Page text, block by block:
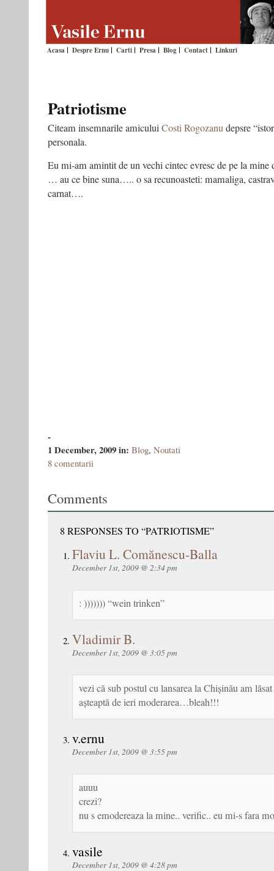
Acasa Despre Ernu Carti Presa Blog Contact Linkuri
Patriotisme
Citeam insemnarile amiculuiCosti Rogozanudepsre
personala.
Eu mi-am amintit de un vechi cintec evresc de pe la mine
… au ce bine suna….. o sa recunoasteti: mamaliga,
carnat….
-
1 December, 2009in: Blog, Noutati
8 comentarii
Comments
8 RESPONSES TO “PATRIOTISME”
Flaviu L. Comănescu-Balla
December 1st, 2009 @ 2:34 pm
: ))))))) “wein trinken”
Vladimir B.
December 1st, 2009 @ 3:05 pm
vezi că sub postul cu lansarea la Chișinău am
așteaptă de ieri moderarea…bleah!!!
v.ernu
December 1st, 2009 @ 3:55 pm
auuu
crezi?
nu s emodereaza la mine.. verific.. eu mi-s fara
vasile
December 1st, 2009 @ 4:28 pm